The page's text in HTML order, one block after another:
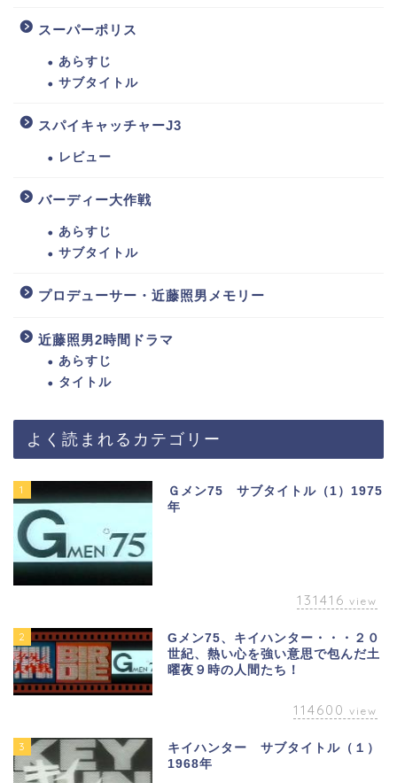
スーパーポリス
あらすじ
サブタイトル
スパイキャッチャーJ3
レビュー
バーディー大作戦
あらすじ
サブタイトル
プロデューサー・近藤照男メモリー
近藤照男2時間ドラマ
あらすじ
タイトル
よく読まれるカテゴリー
1
Ｇメン75 サブタイトル（1）1975
年
131416 view
2
Gメン75、キイハンター・・・２０
世紀、熱い心を強い意思で包んだ土
曜夜９時の人間たち！
114600 view
3
キイハンター サブタイトル（１）
1968年